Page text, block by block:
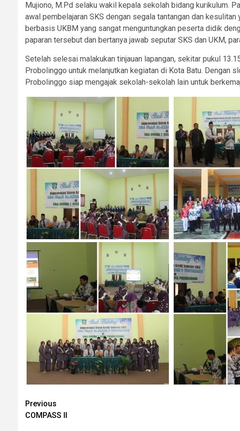
Mujiono, M.Pd selaku wakil kepala sekolah bidang kurikulum.
awal pembelajaran SKS dengan segala tantangan dan
berbasis UKBM yang sangat menguntungkan peserta didik
paparan tersebut dan bertanya jawab seputar SKS dan UKM,
Setelah selesai malakukan tinjauan lapangan, sekitar pukul
Probolinggo untuk melanjutkan kegiatan di Kota Batu. Dengan
Probolinggo siap mengajak sekolah-sekolah lain untuk
Continue
Reading
Previous
COMPASS II